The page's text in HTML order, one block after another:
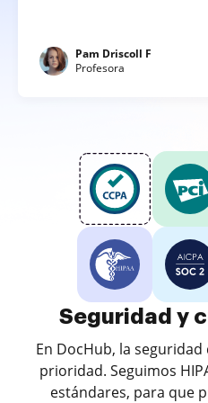
Pam Driscoll F
Profesora
Seguridad y
En DocHub, la
prioridad. Seguimos
estándares, para que